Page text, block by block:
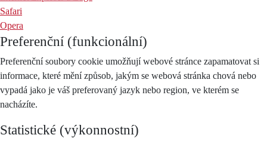
Safari
Opera
Preferenční (funkcionální)
Preferenční soubory cookie umožňují webové stránce zapamatovat si
informace, které mění způsob, jakým se webová stránka chová nebo
vypadá jako je váš preferovaný jazyk nebo region, ve kterém se
nacházíte.
Statistické (výkonnostní)